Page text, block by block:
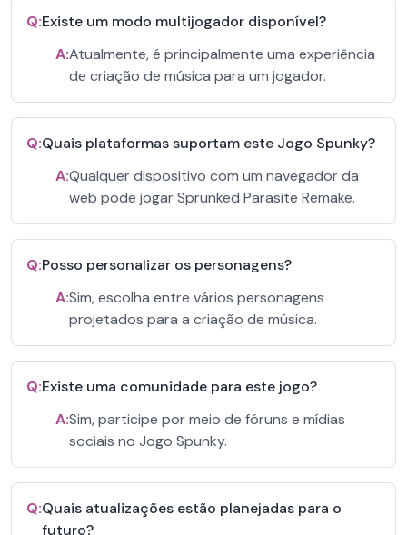
Q:Existe um modo multijogador disponível?
A:Atualmente, é principalmente uma experiência
de criação de música para um jogador.
Q:Quais plataformas suportam este Jogo Spunky?
A:Qualquer dispositivo com um navegador da
web pode jogar Sprunked Parasite Remake.
Q:Posso personalizar os personagens?
A:Sim, escolha entre vários personagens
projetados para a criação de música.
Q:Existe uma comunidade para este jogo?
A:Sim, participe por meio de fóruns e mídias
sociais no Jogo Spunky.
Q:Quais atualizações estão planejadas para o
futuro?